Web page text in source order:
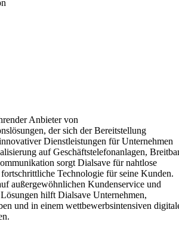
Anbieter von
der sich der Bereitstellung
Dienstleistungen für Unternehmen
auf Geschäftstelefonanlagen,
sorgt Dialsave für nahtlose
Technologie für seine Kunden.
außergewöhnlichen Kundenservice und
hilft Dialsave Unternehmen,
und in einem wettbewerbsintensiven